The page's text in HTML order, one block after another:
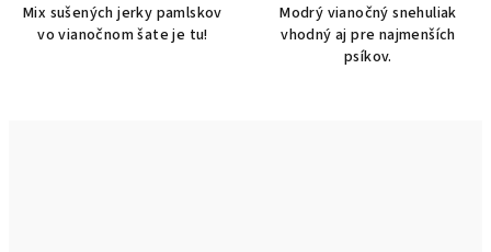
Mix sušených jerky pamlskov
vo vianočnom šate je tu!
Modrý vianočný snehuliak
vhodný aj pre najmenších
psíkov.